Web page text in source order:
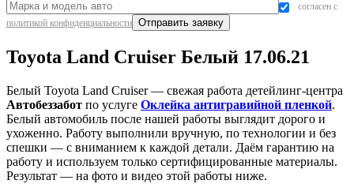
согласен с
политикой конфиденциальности
Toyota Land Cruiser Белый 17.06.21
Белый Toyota Land Cruiser — свежая работа детейлинг-центра
Автобеззабот по услуге Оклейка антигравийной пленкой.
Белый автомобиль после нашей работы выглядит дорого и
ухоженно. Работу выполнили вручную, по технологии и без
спешки — с вниманием к каждой детали. Даём гарантию на
работу и используем только сертифицированные материалы.
Результат — на фото и видео этой работы ниже.